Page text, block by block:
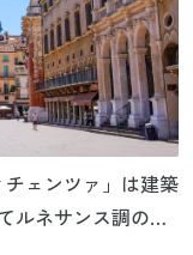
ェンツァ」は建築
ルネサンス調の都